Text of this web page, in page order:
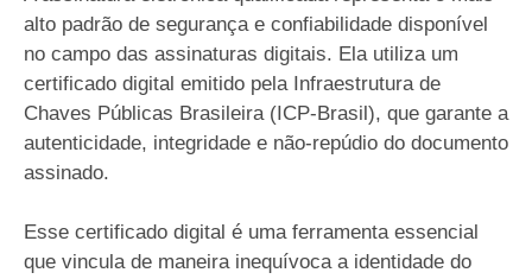
alto padrão de segurança e confiabilidade disponível
no campo das assinaturas digitais. Ela utiliza um
certificado digital emitido pela Infraestrutura de
Chaves Públicas Brasileira (ICP-Brasil), que garante a
autenticidade, integridade e não-repúdio do documento
assinado.
Esse certificado digital é uma ferramenta essencial
que vincula de maneira inequívoca a identidade do